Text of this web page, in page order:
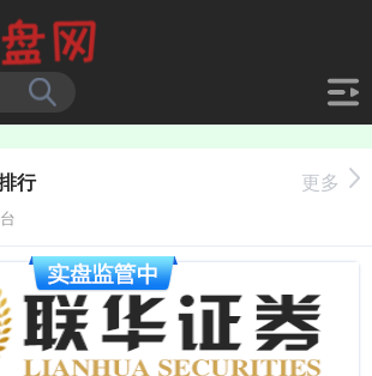
行 更多